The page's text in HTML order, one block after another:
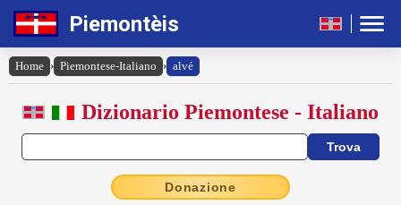
Piemontèis
Home › Piemontese-Italiano › alvé
Dizionario Piemontese - Italiano
Donazione